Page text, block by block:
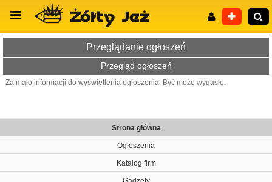
Przeglądanie ogłoszeń
Przegląd ogłoszeń
Za mało informacji do wyświetlenia ogłoszenia. Być może wygasło.
Strona główna
Ogłoszenia
Katalog firm